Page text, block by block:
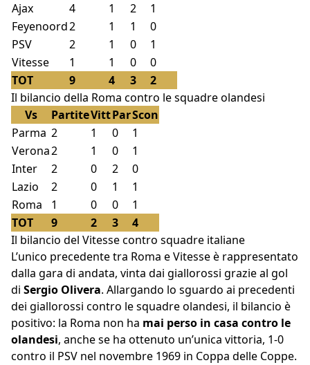
Ajax
4 1 2
1
Feyenoord2 1 1
0
PSV
2 1 0
1
Vitesse
1 1 0
0
TOT
9 4 3
2
Il bilancio della Roma contro le squadre olandesi
Vs
PartiteVittParScon
Parma 2 1 0
1
Verona2 1 0
1
Inter
2 0 2
0
Lazio
2 0 1
1
Roma
1 0 0
1
TOT
9 2 3
4
Il bilancio del Vitesse contro squadre italiane
L’unico precedente tra Roma e Vitesse è rappresentato
dalla gara di andata, vinta dai giallorossi grazie al gol
di Sergio Olivera. Allargando lo sguardo ai precedenti
dei giallorossi contro le squadre olandesi, il bilancio è
positivo: la Roma non ha mai perso in casa contro le
olandesi, anche se ha ottenuto un’unica vittoria, 1-0
contro il PSV nel novembre 1969 in Coppa delle Coppe.